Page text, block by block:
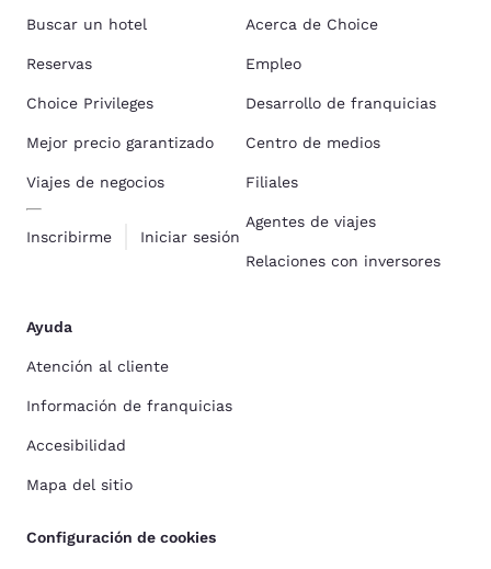
Buscar un hotel
Reservas
Choice Privileges
Mejor precio garantizado
Viajes de negocios
Inscribirme Iniciar sesión
Acerca de Choice
Empleo
Desarrollo de franquicias
Centro de medios
Filiales
Agentes de viajes
Relaciones con inversores
Ayuda
Atención al cliente
Información de franquicias
Accesibilidad
Mapa del sitio
Configuración de cookies